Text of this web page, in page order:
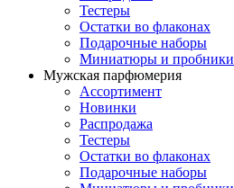
Тестеры
Остатки во флаконах
Подарочные наборы
Миниатюры и пробники
Мужская парфюмерия
Ассортимент
Новинки
Распродажа
Тестеры
Остатки во флаконах
Подарочные наборы